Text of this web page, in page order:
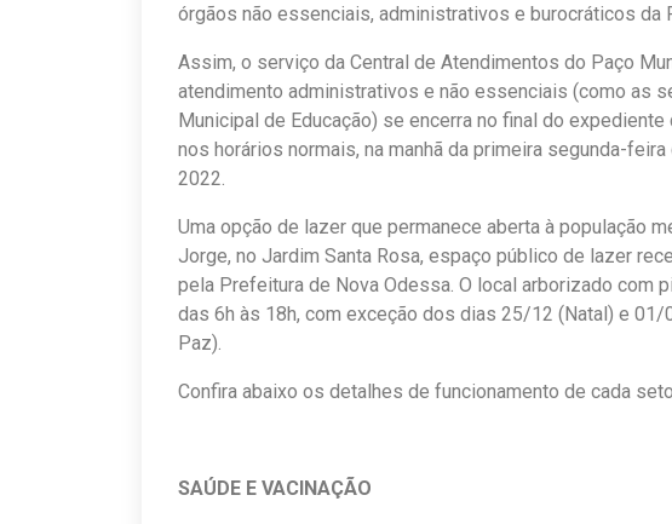
órgãos não essenciais, administrativos e burocráticos da
Assim, o serviço da Central de Atendimentos do Paço
atendimento administrativos e não essenciais (como as
Municipal de Educação) se encerra no final do
nos horários normais, na manhã da primeira segunda-
2022.
Uma opção de lazer que permanece aberta à população
Jorge, no Jardim Santa Rosa, espaço público de lazer
pela Prefeitura de Nova Odessa. O local arborizado com
das 6h às 18h, com exceção dos dias 25/12 (Natal) e 01/
Paz).
Confira abaixo os detalhes de funcionamento de cada
SAÚDE E VACINAÇÃO